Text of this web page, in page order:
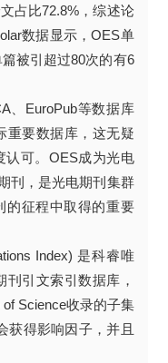
占比72.8%，综述论
数据显示，OES单
被引超过80次的有6
、EuroPub等数据库
重要数据库，这无疑
认可。OES成为光电
刊，是光电期刊集群
的征程中取得的重要
Index) 是科睿唯
引文索引数据库，
Science收录的子集
获得影响因子，并且